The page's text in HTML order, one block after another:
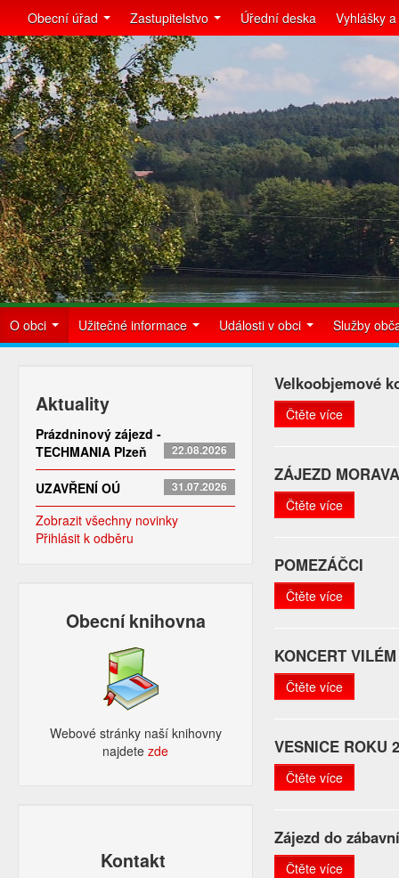
Obecní úřad Zastupitelstvo Úřední deska Vyhlášky
O obci Užitečné informace Události v obci Služby
Aktuality
Prázdninový zájezd -
TECHMANIA Plzeň
22.08.2026
UZAVŘENÍ OÚ 31.07.2026
Zobrazit všechny novinky
Přihlásit k odběru
Obecní knihovna
Webové stránky naší knihovny
najdetezde​
Kontakt
Velkoobjemové
Čtěte více
ZÁJEZD
Čtěte více
POMEZÁČCI
Čtěte více
KONCERT
Čtěte více
VESNICE ROKU
Čtěte více
Zájezd do
Čtěte více